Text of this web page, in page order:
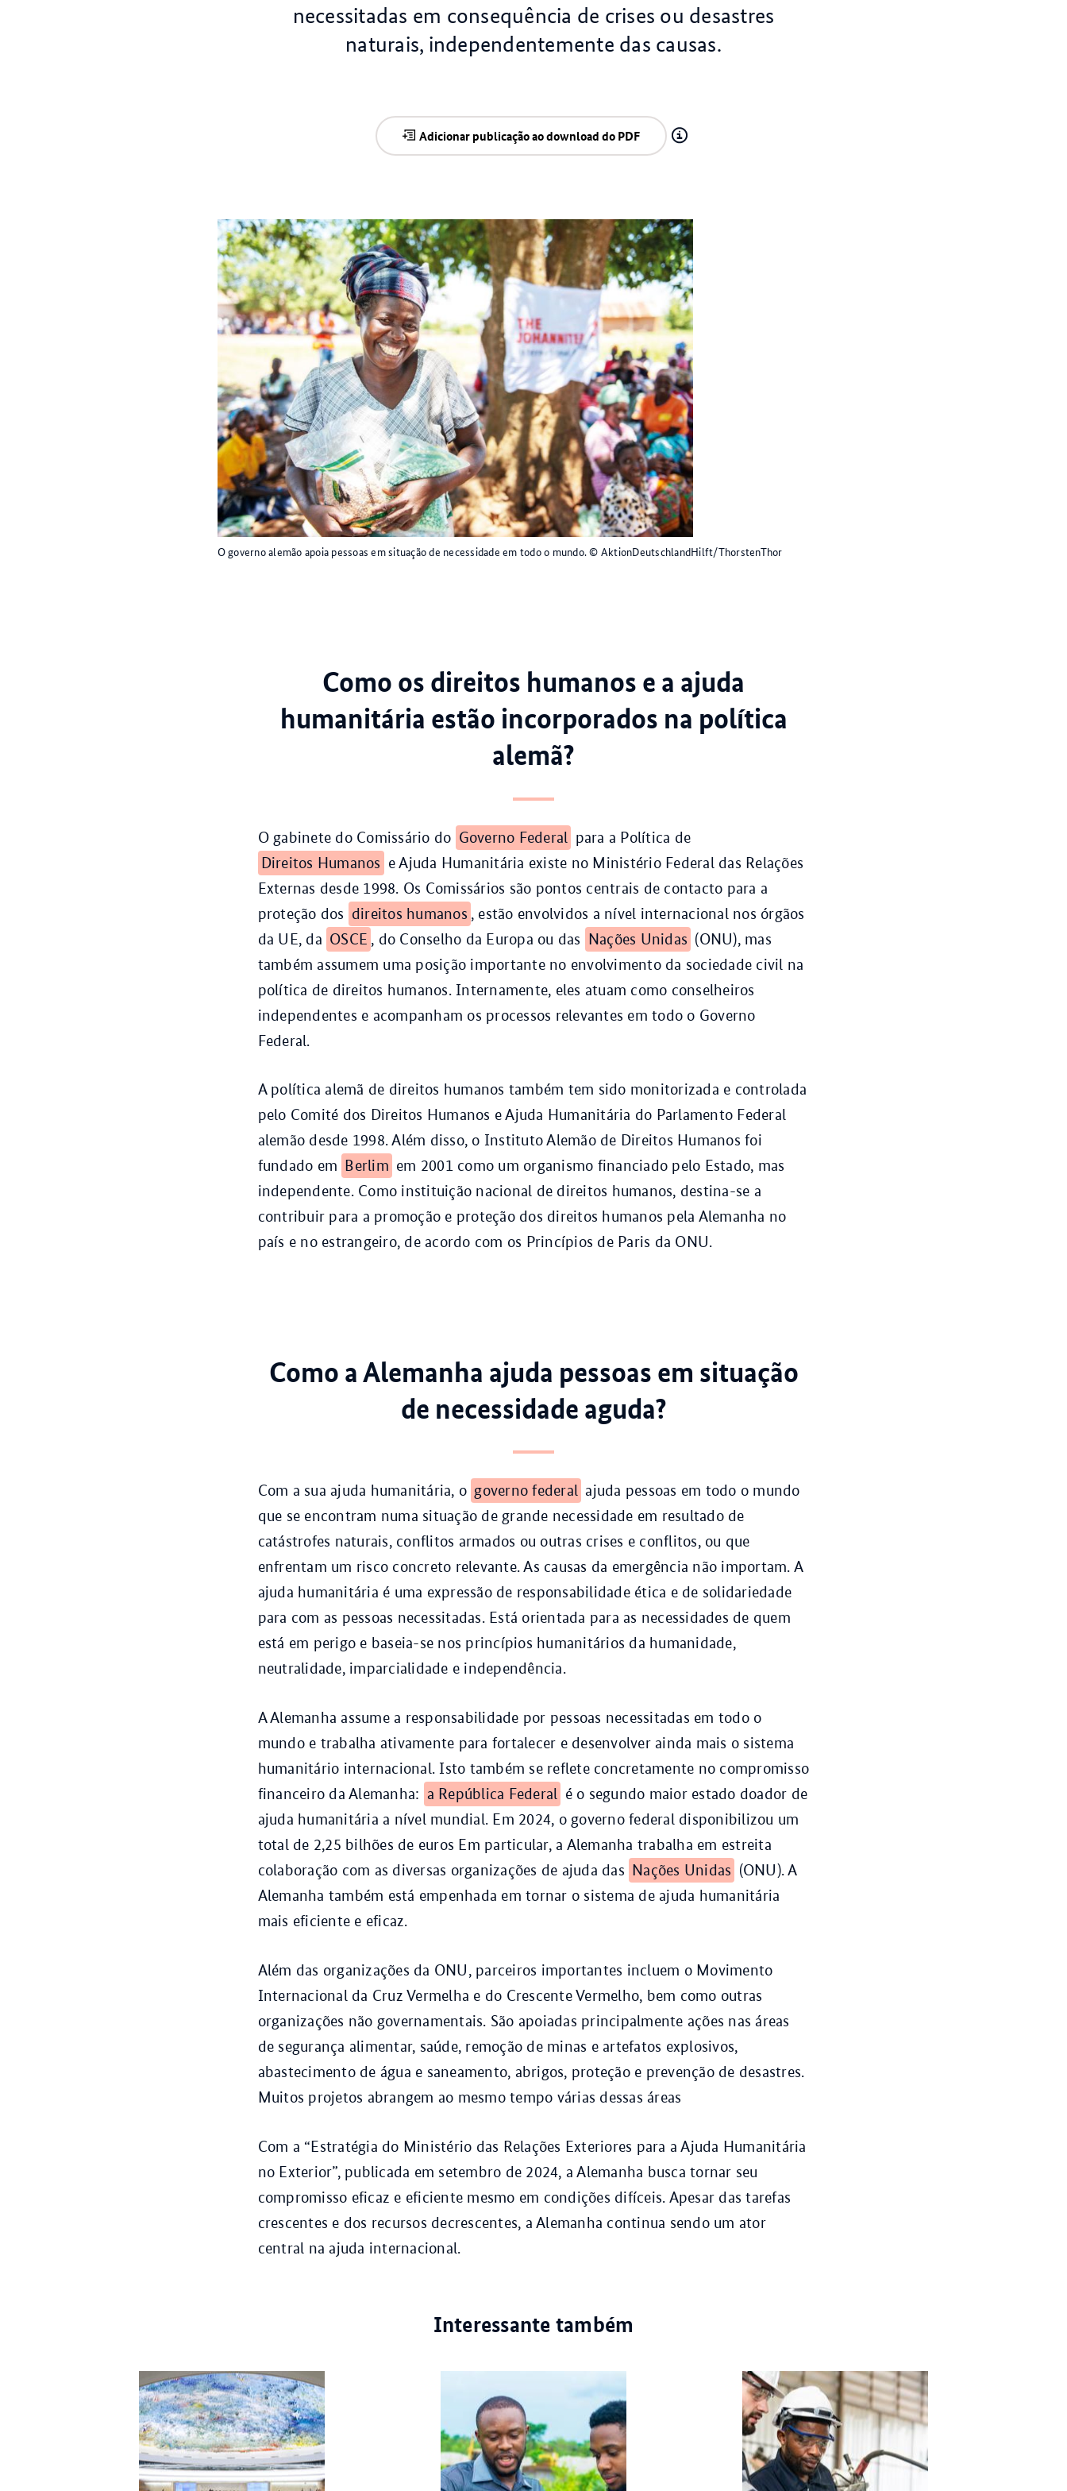
necessitadas em consequência de crises ou desastres
naturais, independentemente das causas.
Adicionar publicação ao download do PDF
O governo alemão apoia pessoas em situação de necessidade em todo o mundo.© AktionDeutschlandHilft/ThorstenThor
Como os direitos humanos e a ajuda
humanitária estão incorporados na política
alemã?
O gabinete do Comissário do Governo Federal para a Política de
Direitos Humanos e Ajuda Humanitária existe no Ministério Federal das Relações
Externas desde 1998. Os Comissários são pontos centrais de contacto para a
proteção dos direitos humanos , estão envolvidos a nível internacional nos órgãos
da UE, da OSCE , do Conselho da Europa ou das Nações Unidas (ONU), mas
também assumem uma posição importante no envolvimento da sociedade civil na
política de direitos humanos. Internamente, eles atuam como conselheiros
independentes e acompanham os processos relevantes em todo o Governo
Federal.
A política alemã de direitos humanos também tem sido monitorizada e controlada
pelo Comité dos Direitos Humanos e Ajuda Humanitária do Parlamento Federal
alemão desde 1998. Além disso, o Instituto Alemão de Direitos Humanos foi
fundado em Berlim em 2001 como um organismo financiado pelo Estado, mas
independente. Como instituição nacional de direitos humanos, destina-se a
contribuir para a promoção e proteção dos direitos humanos pela Alemanha no
país e no estrangeiro, de acordo com os Princípios de Paris da ONU.
Como a Alemanha ajuda pessoas em situação
de necessidade aguda?
Com a sua ajuda humanitária, o governo federal ajuda pessoas em todo o mundo
que se encontram numa situação de grande necessidade em resultado de
catástrofes naturais, conflitos armados ou outras crises e conflitos, ou que
enfrentam um risco concreto relevante. As causas da emergência não importam. A
ajuda humanitária é uma expressão de responsabilidade ética e de solidariedade
para com as pessoas necessitadas. Está orientada para as necessidades de quem
está em perigo e baseia-se nos princípios humanitários da humanidade,
neutralidade, imparcialidade e independência.
A Alemanha assume a responsabilidade por pessoas necessitadas em todo o
mundo e trabalha ativamente para fortalecer e desenvolver ainda mais o sistema
humanitário internacional. Isto também se reflete concretamente no compromisso
financeiro da Alemanha: a República Federal é o segundo maior estado doador de
ajuda humanitária a nível mundial. Em 2024, o governo federal disponibilizou um
total de 2,25 bilhões de euros Em particular, a Alemanha trabalha em estreita
colaboração com as diversas organizações de ajuda das Nações Unidas (ONU). A
Alemanha também está empenhada em tornar o sistema de ajuda humanitária
mais eficiente e eficaz.
Além das organizações da ONU, parceiros importantes incluem o Movimento
Internacional da Cruz Vermelha e do Crescente Vermelho, bem como outras
organizações não governamentais. São apoiadas principalmente ações nas áreas
de segurança alimentar, saúde, remoção de minas e artefatos explosivos,
abastecimento de água e saneamento, abrigos, proteção e prevenção de desastres.
Muitos projetos abrangem ao mesmo tempo várias dessas áreas
Com a “Estratégia do Ministério das Relações Exteriores para a Ajuda Humanitária
no Exterior”, publicada em setembro de 2024, a Alemanha busca tornar seu
compromisso eficaz e eficiente mesmo em condições difíceis. Apesar das tarefas
crescentes e dos recursos decrescentes, a Alemanha continua sendo um ator
central na ajuda internacional.
Interessante também